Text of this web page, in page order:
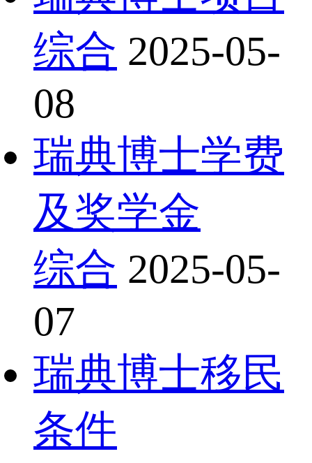
综合 2025-05-
08
瑞典博士学费
及奖学金
综合 2025-05-
07
瑞典博士移民
条件